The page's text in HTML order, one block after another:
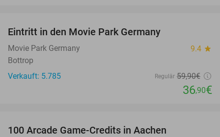
Eintritt in den Movie Park Germany
Movie Park Germany 9.4 star
Bottrop
Verkauft: 5.785
Regulär 59,90€
36,90€
100 Arcade Game-Credits in Aachen